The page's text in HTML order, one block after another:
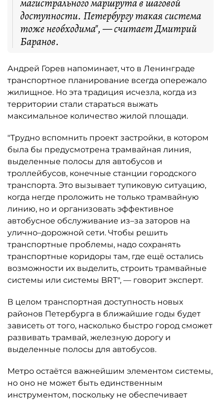
магистрального маршрута в шаговой
доступности. Петербургу такая система
тоже необходима", — считает Дмитрий
Баранов.
Андрей Горев напоминает, что в Ленинграде
транспортное планирование всегда опережало
жилищное. Но эта традиция исчезла, когда из
территории стали стараться выжать
максимальное количество жилой площади.
"Трудно вспомнить проект застройки, в котором
была бы предусмотрена трамвайная линия,
выделенные полосы для автобусов и
троллейбусов, конечные станции городского
транспорта. Это вызывает тупиковую ситуацию,
когда негде проложить не только трамвайную
линию, но и организовать эффективное
автобусное обслуживание из–за заторов на
улично–дорожной сети. Чтобы решить
транспортные проблемы, надо сохранять
транспортные коридоры там, где ещё остались
возможности их выделить, строить трамвайные
системы или системы BRT", — говорит эксперт.
В целом транспортная доступность новых
районов Петербурга в ближайшие годы будет
зависеть от того, насколько быстро город сможет
развивать трамвай, железную дорогу и
выделенные полосы для автобусов.
Метро остаётся важнейшим элементом системы,
но оно не может быть единственным
инструментом, поскольку не обеспечивает